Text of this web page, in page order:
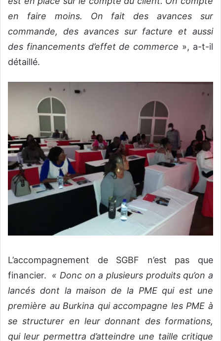
en faire moins. On fait des avances sur
commande, des avances sur facture et aussi
des financements d’effet de commerce », a-t-il
détaillé.
L’accompagnement de SGBF n’est pas que
financier. « Donc on a plusieurs produits qu’on a
lancés dont la maison de la PME qui est une
première au Burkina qui accompagne les PME à
se structurer en leur donnant des formations,
qui leur permettra d’atteindre une taille critique